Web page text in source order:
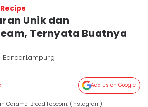
Recipe
Unik dan
Ternyata Buatnya
Bandar Lampung
Add Us on Google
Caramel Bread Popcorn. (Instagram)